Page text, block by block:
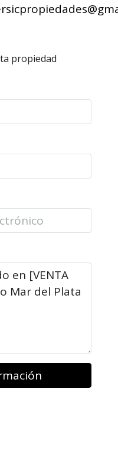
propiedad